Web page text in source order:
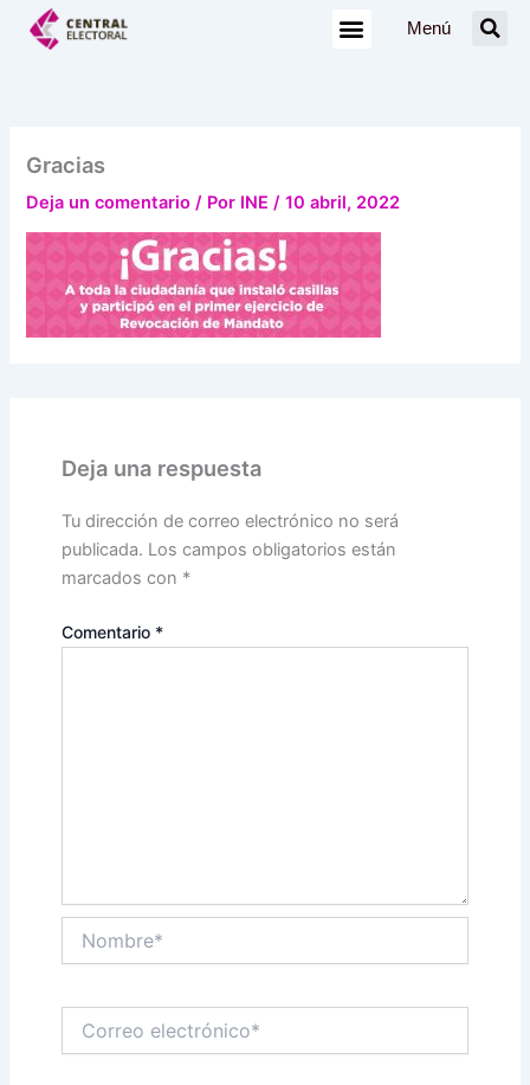
Menú
Gracias
Deja un comentario / Por INE/10 abril, 2022
Deja una respuesta
Tu dirección de correo electrónico no será
publicada. Los campos obligatorios están
marcados con *
Comentario *
electrónico*